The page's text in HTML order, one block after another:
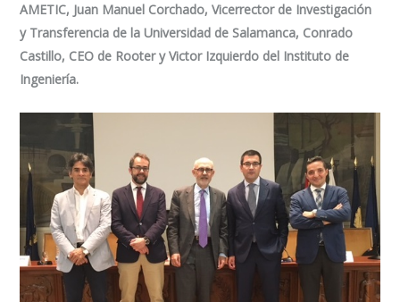
AMETIC, Juan Manuel Corchado, Vicerrector de Investigación
y Transferencia de la Universidad de Salamanca, Conrado
Castillo, CEO de Rooter y Victor Izquierdo del Instituto de
Ingeniería.